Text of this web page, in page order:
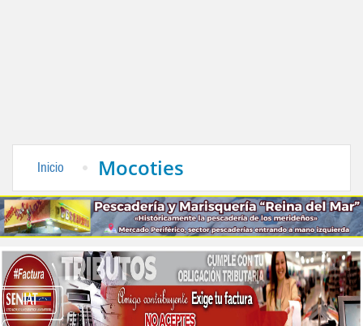
Inicio Mocoties